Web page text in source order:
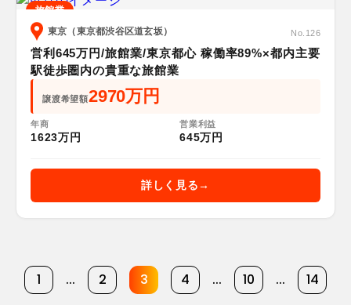
旅館業
東京（東京都渋谷区道玄坂）
No.126
営利645万円/旅館業/東京都心 稼働率89%×都内主要
駅徒歩圏内の貴重な旅館業
譲渡希望額2970万円
年商
1623万円
営業利益
645万円
詳しく見る
1 ... 2 3 4 ... 10 ... 14